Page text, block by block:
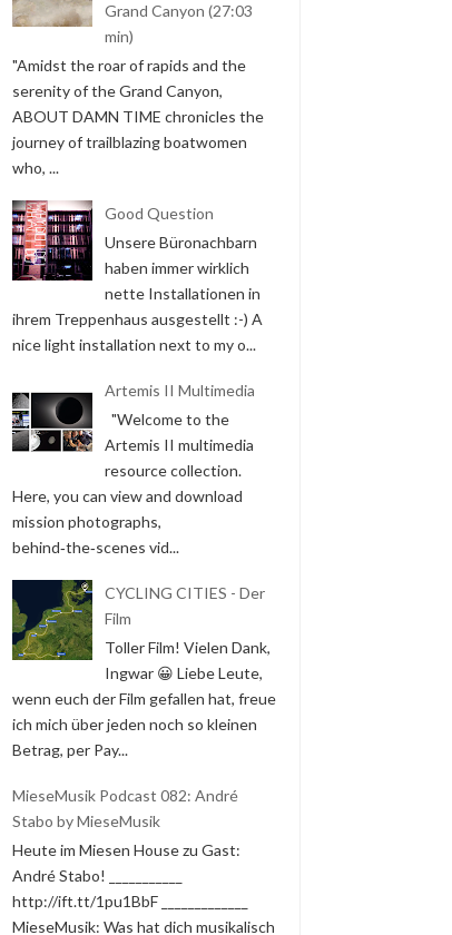
Grand Canyon (27:03
min)
"Amidst the roar of rapids and the
serenity of the Grand Canyon,
ABOUT DAMN TIME chronicles the
journey of trailblazing boatwomen
who, ...
Good Question
Unsere Büronachbarn
haben immer wirklich
nette Installationen in
ihrem Treppenhaus ausgestellt :-) A
nice light installation next to my o...
Artemis II Multimedia
"Welcome to the
Artemis II multimedia
resource collection.
Here, you can view and download
mission photographs,
behind‑the‑scenes vid...
CYCLING CITIES - Der
Film
Toller Film! Vielen Dank,
Ingwar 😀 Liebe Leute,
wenn euch der Film gefallen hat, freue
ich mich über jeden noch so kleinen
Betrag, per Pay...
MieseMusik Podcast 082: André
Stabo by MieseMusik
Heute im Miesen House zu Gast:
André Stabo! ___________
http://ift.tt/1pu1BbF _____________
MieseMusik: Was hat dich musikalisch